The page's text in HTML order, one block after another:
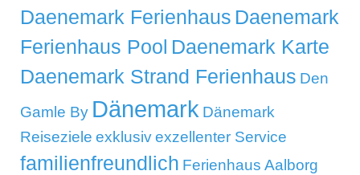
Daenemark Ferienhaus Daenemark
Ferienhaus Pool Daenemark Karte
Daenemark Strand Ferienhaus Den
Gamle By Dänemark Dänemark
Reiseziele exklusivexzellenter Service
familienfreundlich Ferienhaus Aalborg